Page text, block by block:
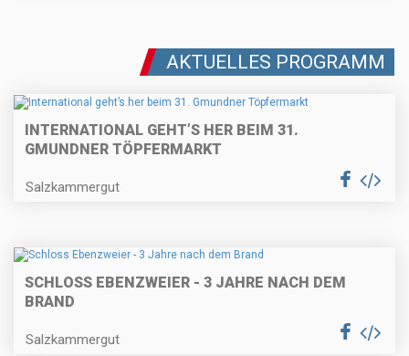
AKTUELLES PROGRAMM
INTERNATIONAL GEHT’S HER BEIM 31.
GMUNDNER TÖPFERMARKT
Salzkammergut
SCHLOSS EBENZWEIER - 3 JAHRE NACH DEM
BRAND
Salzkammergut